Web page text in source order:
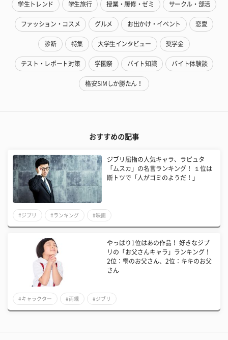
学生トレンド 学生旅行 授業・履修・ゼミ サークル・部活
ファッション・コスメ グルメ お出かけ・イベント 恋愛
診断 特集 大学生インタビュー 奨学金
テスト・レポート対策 学園祭 バイト知識 バイト体験談
格安SIMしか勝たん！
おすすめの記事
ジブリ屈指の人気キャラ、ラピュタ
「ムスカ」の名言ランキング！ １位は
断トツで「人がゴミのようだ！」
#ジブリ #ランキング #映画
やっぱり1位はあの作品！ 好きなジブ
リの「お父さんキャラ」ランキング！
2位：雫のお父さん、2位：キキのお父
さん
#キャラクター #両親 #ジブリ